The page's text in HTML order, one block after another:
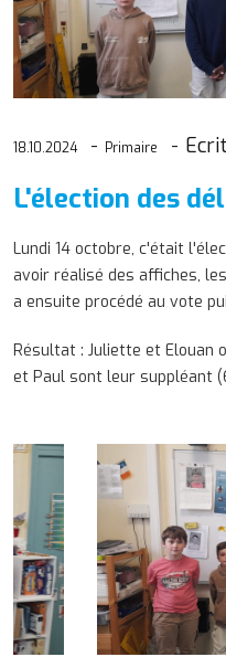
18.10.2024 Primaire
L'élection des
Lundi 14 octobre, c'était
avoir réalisé des affiches,
a ensuite procédé au vote
Résultat : Juliette et Elouan
et Paul sont leur suppléant